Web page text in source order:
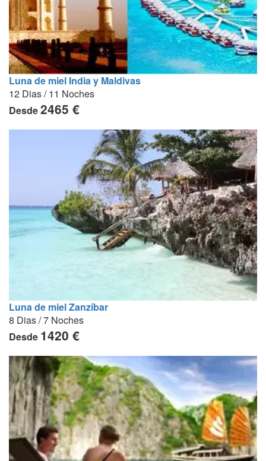
Luna de miel India y Maldivas
12 Dias / 11 Noches
Desde2465 €
Luna de miel Zanzíbar
8 Dias / 7 Noches
Desde 1420 €